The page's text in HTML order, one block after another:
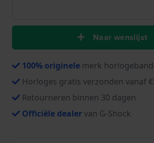
Naar wenslijst
100% originele merk
Horloges gratis verzonden vanaf
Retourneren binnen 30 dagen
Officiële dealervan G-Shock